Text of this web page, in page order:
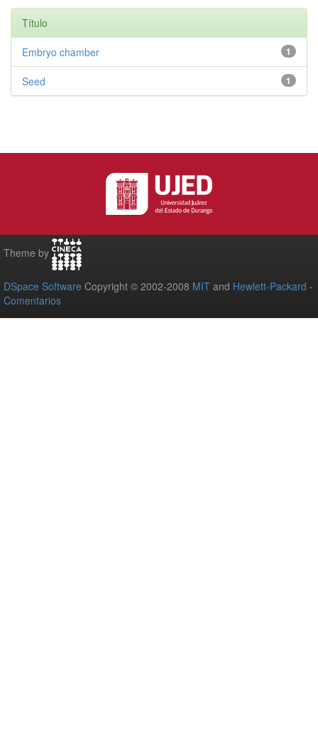
Título
1
Embryo chamber
1
Seed
Theme by
DSpace Software Copyright © 2002-2008 MIT and Hewlett-Packard -
Comentarios